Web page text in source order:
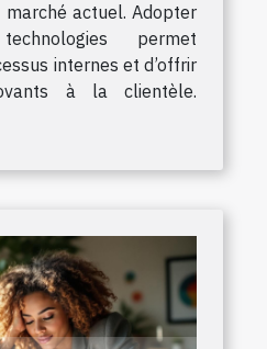
actuel. Adopter
permet
internes et d’offrir
à la clientèle.